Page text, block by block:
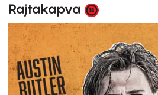
Rajtakapva